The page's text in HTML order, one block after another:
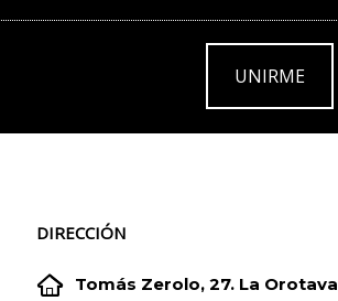
UNIRME
DIRECCIÓN

 Tomás Zerolo, 27. La Orotava